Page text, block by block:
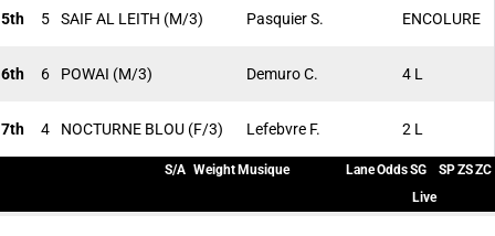
5th 5 SAIF AL LEITH (M/3) Pasquier S. ENCOLURE
6th 6 POWAI (M/3) Demuro C. 4 L
7th 4 NOCTURNE BLOU (F/3) Lefebvre F. 2 L
S/A Weight Musique LaneOddsSG SPZSZC
Live